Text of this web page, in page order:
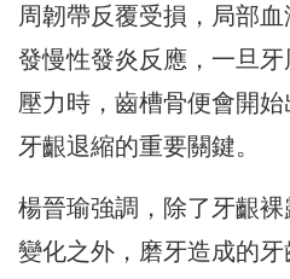
周韌帶反覆受損， 局部
發慢性發炎反應， 一旦
壓力時，齒槽骨便會開始
牙齦退縮的重要關鍵。
楊晉瑜強調，除了牙齦
變化之外， 磨牙造成的